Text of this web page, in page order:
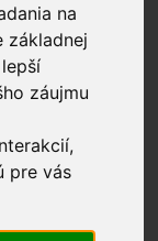
na
základnej
záujmu
,
pre vás
zoradenie